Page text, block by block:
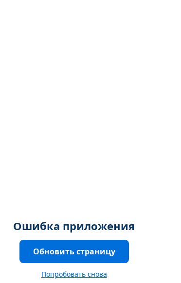
Ошибка приложения
Обновить страницу
Попробовать снова